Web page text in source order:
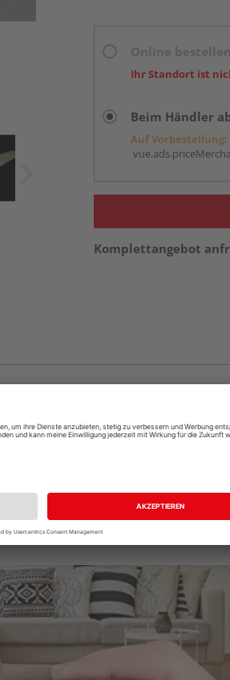
Ihr Standort ist
Beim Händler
Auf Vorbestellung:
Komplettangebot
Räume aus und erhalten Sie